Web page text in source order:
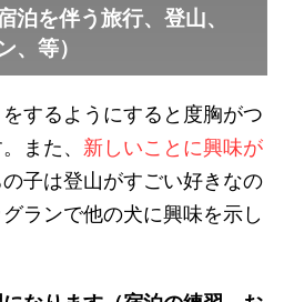
泊を伴う旅行、登山、
、等）
するようにすると度胸がつ
また、 新しいことに興味が
の子は登山がすごい好きなの
ランで他の犬に興味を示し